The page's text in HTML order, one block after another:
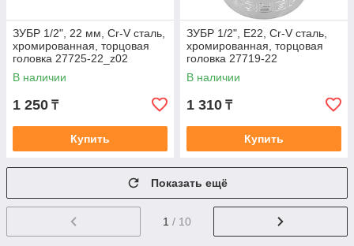
ЗУБР 1/2", 22 мм, Cr-V сталь,
хромированная, торцовая
головка 27725-22_z02
В наличии
1 250 ₸
Купить
ЗУБР 1/2", E22, Cr-V сталь,
хромированная, торцовая
головка 27719-22
В наличии
1 310 ₸
Купить
Показать ещё
1 / 10